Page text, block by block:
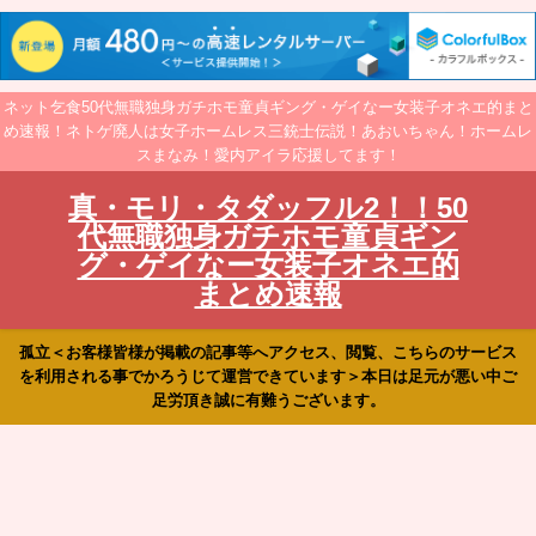
ネット乞食50代無職独身ガチホモ童貞ギング・ゲイなー女装子オネエ的まと
め速報！ネトゲ廃人は女子ホームレス三銃士伝説！あおいちゃん！ホームレ
スまなみ！愛内アイラ応援してます！
真・モリ・タダッフル2！！50
代無職独身ガチホモ童貞ギン
グ・ゲイなー女装子オネエ的
まとめ速報
孤立＜お客様皆様が掲載の記事等へアクセス、閲覧、こちらのサービス
を利用される事でかろうじて運営できています＞本日は足元が悪い中ご
足労頂き誠に有難うございます。